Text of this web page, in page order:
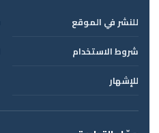
للنشر في الموقع
شروط الاستخدام
للإشهار